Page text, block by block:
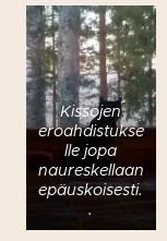
Kissojen
eroahdistukse
lle jopa
naureskellaan
epäuskoisesti.
.